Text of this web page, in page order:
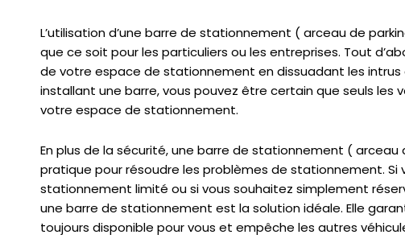
L’utilisation d’une barre de stationnement ( arceau de
que ce soit pour les particuliers ou les entreprises. Tout
de votre espace de stationnement en dissuadant les intrus
installant une barre, vous pouvez être certain que seuls les
votre espace de stationnement.
En plus de la sécurité, une barre de stationnement (
pratique pour résoudre les problèmes de stationnement. Si
stationnement limité ou si vous souhaitez simplement
une barre de stationnement est la solution idéale. Elle
toujours disponible pour vous et empêche les autres